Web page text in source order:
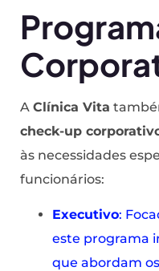
A Clínica Vita
check-up
às necessidades
funcionários:
Executivo:
este programa
que abordam